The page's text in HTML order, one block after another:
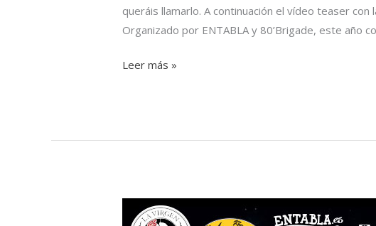
queráis llamarlo. A continuación el vídeo teaser
Organizado por ENTABLA y 80’Brigade, este año
Leer más »
Sexto